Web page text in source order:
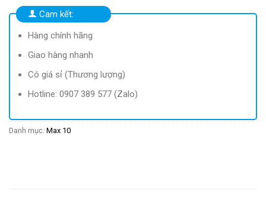
7.500 ₫.
Cam kết:
Hàng chính hãng
Giao hàng nhanh
Có giá sỉ (Thương lượng)
Hotline: 0907 389 577 (Zalo)
Danh mục: Max 10